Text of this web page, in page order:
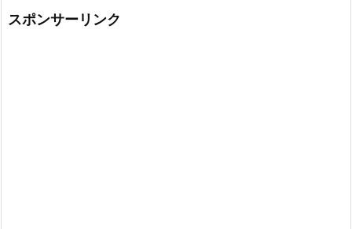
スポンサーリンク